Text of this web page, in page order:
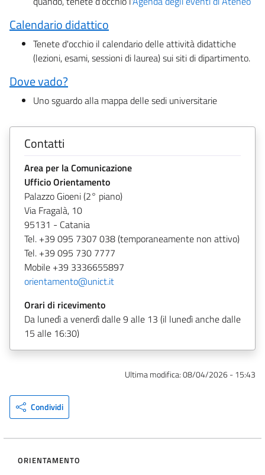
Calendario didattico
Tenete d'occhio il calendario delle attività didattiche
(lezioni, esami, sessioni di laurea) sui siti di dipartimento.
Dove vado?
Uno sguardo alla mappa delle sedi universitarie
Contatti
Area per la Comunicazione
Ufficio Orientamento
Palazzo Gioeni (2° piano)
Via Fragalà, 10
95131 - Catania
Tel. +39 095 7307 038 (temporaneamente non attivo)
Tel. +39 095 730 7777
Mobile +39 3336655897
orientamento@unict.it
Orari di ricevimento
Da lunedì a venerdì dalle 9 alle 13 (il lunedì anche dalle
15 alle 16:30)
Ultima modifica:08/04/2026 - 15:43
Condividi
ORIENTAMENTO